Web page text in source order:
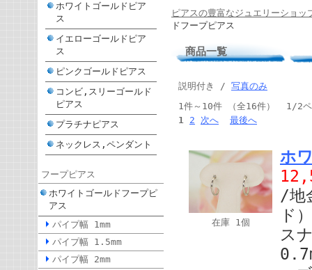
ホワイトゴールドピア
ス
イエローゴールドピア
ス
ピンクゴールドピアス
コンビ,スリーゴールド
ピアス
プラチナピアス
ネックレス,ペンダント
フープピアス
ホワイトゴールドフープピ
アス
パイプ幅 1mm
パイプ幅 1.5mm
パイプ幅 2mm
ピアスの豊富なジュエリーショ
ドフープピアス
商品一覧
説明付き / 写真のみ
1件～10件 （全16件） 1/2ペ
1 2 次へ 最後へ
在庫 1個
ホ
/地
ド
ス